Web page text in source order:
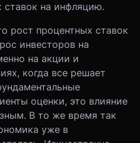
ставок на инфляцию.
рост процентных ставок
инвесторов на
на акции и
когда все решает
оценки, это влияние
В то же время так
уже в